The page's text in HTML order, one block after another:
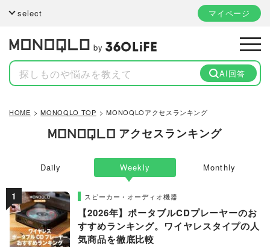
select マイページ
by
AI回答
HOME MONOQLO TOP MONOQLOアクセスランキング
アクセスランキング
Daily Weekly
スピーカー・オーディオ機器
【2026年】ポータブルCDプレーヤーのお
すすめランキング。ワイヤレスタイプの人
気商品を徹底比較
Monthly